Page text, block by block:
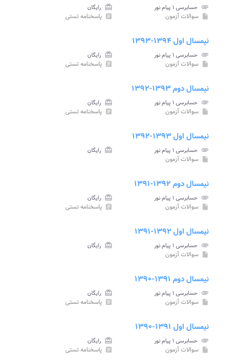
attachment حسابرسی ۱ پیام نور card_giftcard رایگان
insert_drive_file سوالات آزمون assignment پاسخنامه تستی
نیمسال اول ۱۳۹۴-۱۳۹۳
attachment حسابرسی ۱ پیام نور card_giftcard رایگان
insert_drive_file سوالات آزمون assignment پاسخنامه تستی
نیمسال دوم ۱۳۹۳-۱۳۹۲
attachment حسابرسی ۱ پیام نور card_giftcard رایگان
insert_drive_file سوالات آزمون assignment پاسخنامه تستی
نیمسال اول ۱۳۹۳-۱۳۹۲
attachment حسابرسی ۱ پیام نور card_giftcard رایگان
insert_drive_file سوالات آزمون
نیمسال دوم ۱۳۹۲-۱۳۹۱
attachment حسابرسی ۱ پیام نور card_giftcard رایگان
insert_drive_file سوالات آزمون assignment پاسخنامه تستی
نیمسال اول ۱۳۹۲-۱۳۹۱
attachment حسابرسی ۱ پیام نور card_giftcard رایگان
insert_drive_file سوالات آزمون
نیمسال دوم ۱۳۹۱-۱۳۹۰
attachment حسابرسی ۱ پیام نور card_giftcard رایگان
insert_drive_file سوالات آزمون assignment پاسخنامه تستی
نیمسال اول ۱۳۹۱-۱۳۹۰
attachment حسابرسی ۱ پیام نور card_giftcard رایگان
insert_drive_file سوالات آزمون assignment پاسخنامه تستی